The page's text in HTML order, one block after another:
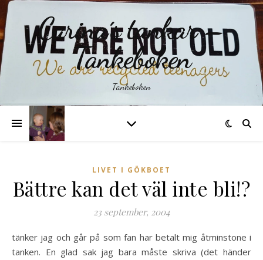
Carina´s tankar –
Tankeboken
Tankeboken
LIVET I GÖKBOET
Bättre kan det väl inte bli!?
23 september, 2004
tänker jag och går på som fan har betalt mig åtminstone i
tanken. En glad sak jag bara måste skriva (det händer